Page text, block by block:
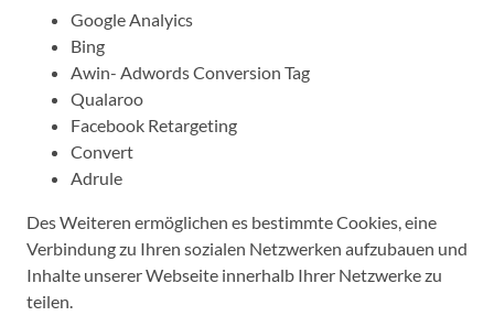
Google Analyics
Bing
Awin- Adwords Conversion Tag
Qualaroo
Facebook Retargeting
Convert
Adrule
Des Weiteren ermöglichen es bestimmte Cookies, eine
Verbindung zu Ihren sozialen Netzwerken aufzubauen und
Inhalte unserer Webseite innerhalb Ihrer Netzwerke zu
teilen.